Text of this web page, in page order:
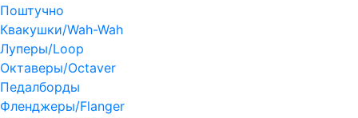
Поштучно
Квакушки/Wah-Wah
Луперы/Loop
Октаверы/Octaver
Педалборды
Фленджеры/Flanger